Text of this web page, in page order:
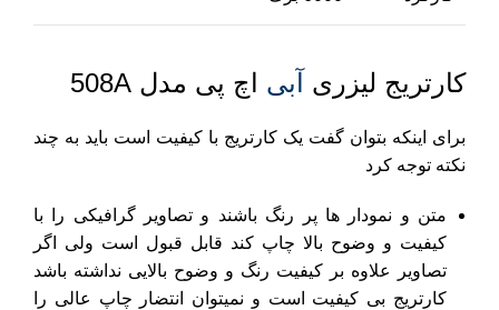
کارتریج لیزری آبی اچ پی مدل 508A
برای اینکه بتوان گفت یک کارتریج با کیفیت است باید به چند
نکته توجه کرد
متن و نمودار ها پر رنگ باشند و تصاویر گرافیکی را با
کیفیت و وضوح بالا چاپ کند قابل قبول است ولی اگر
تصاویر علاوه بر کیفیت رنگ و وضوح بالایی نداشته باشد
کارتریج بی کیفیت است و نمیتوان انتضار چاپ عالی را